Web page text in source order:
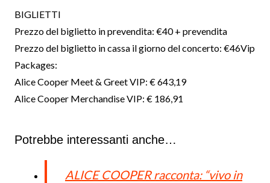
BIGLIETTI
Prezzo del biglietto in prevendita: €40 + prevendita
Prezzo del biglietto in cassa il giorno del concerto: €46Vip
Packages:
Alice Cooper Meet & Greet VIP: € 643,19
Alice Cooper Merchandise VIP: € 186,91
Potrebbe interessanti anche…
ALICE COOPER racconta: “vivo in